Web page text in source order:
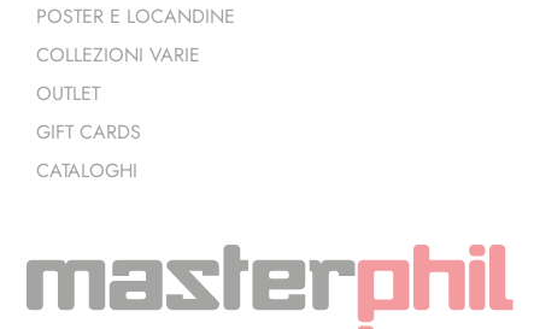
POSTER E LOCANDINE
COLLEZIONI VARIE
OUTLET
GIFT CARDS
CATALOGHI